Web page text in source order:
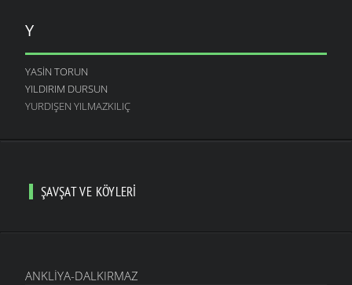
Y
YASIN TORUN
YILDIRIM DURSUN
YURDIŞEN YILMAZKILIÇ
ŞAVŞAT VE KÖYLERI
ANKLIYA-DALKIRMAZ